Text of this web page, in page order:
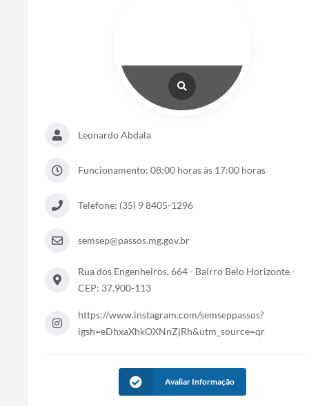
Leonardo Abdala
Funcionamento: 08:00 horas às 17:00 horas
Telefone: (35) 9 8405-1296
semsep@passos.mg.gov.br
Rua dos Engenheiros, 664 - Bairro Belo Horizonte -
CEP: 37.900-113
https://www.instagram.com/semseppassos?
igsh=eDhxaXhkOXNnZjRh&utm_source=qr
Avaliar Informação